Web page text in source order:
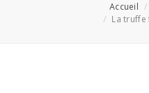
Accueil
La truffe